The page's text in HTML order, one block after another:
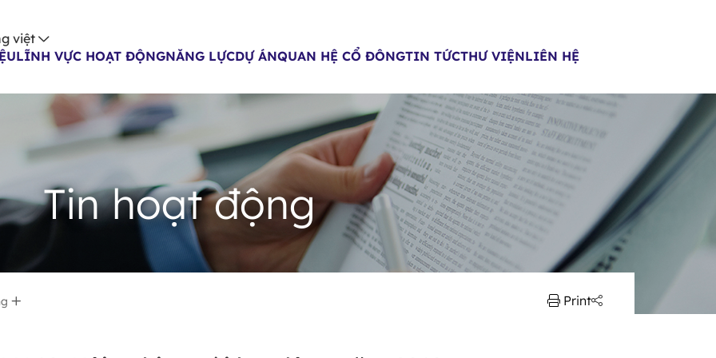
việt
LĨNH VỰC HOẠT ĐỘNGNĂNG LỰCDỰ ÁNQUAN HỆ CỔ ĐÔNGTIN TỨCTHƯ VIỆNLIÊN HỆ
Tin hoạt động
Print